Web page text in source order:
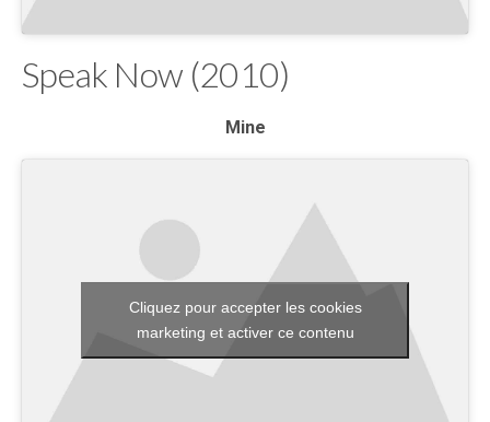
Speak Now (2010)
Mine
Cliquez pour accepter les cookies
marketing et activer ce contenu